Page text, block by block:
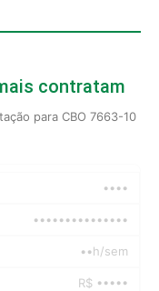
contratam
para CBO 7663-10
••••
•••••••••••••••
••h/sem
R$ •••••